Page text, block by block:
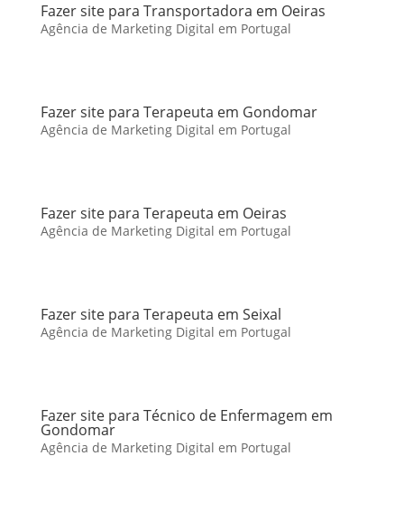
Fazer site para Transportadora em Oeiras
Agência de Marketing Digital em Portugal
Fazer site para Terapeuta em Gondomar
Agência de Marketing Digital em Portugal
Fazer site para Terapeuta em Oeiras
Agência de Marketing Digital em Portugal
Fazer site para Terapeuta em Seixal
Agência de Marketing Digital em Portugal
Fazer site para Técnico de Enfermagem em
Gondomar
Agência de Marketing Digital em Portugal